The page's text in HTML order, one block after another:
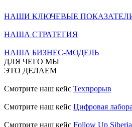
НАШИ КЛЮЧЕВЫЕ
НАША СТРАТЕГИЯ
НАША БИЗНЕС-МОДЕЛЬ
ДЛЯ ЧЕГО МЫ
ЭТО ДЕЛАЕМ
Смотрите наш кейс Техпрорыв
Смотрите наш кейс Цифровая
Смотрите наш кейс Follow Up Siberia